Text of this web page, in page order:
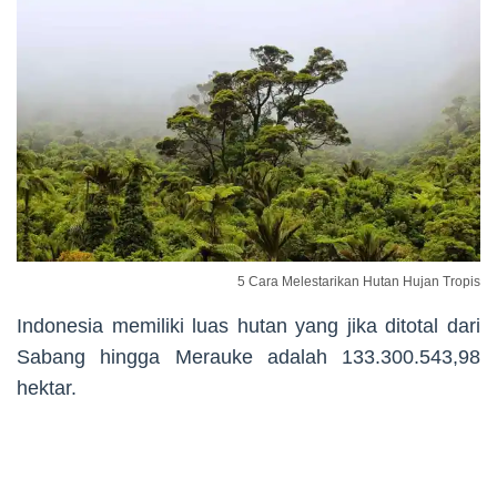
5 Cara Melestarikan Hutan Hujan Tropis
Indonesia memiliki luas hutan yang jika ditotal dari
Sabang hingga Merauke adalah 133.300.543,98
hektar.